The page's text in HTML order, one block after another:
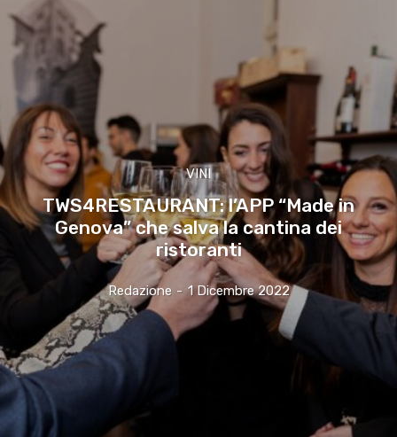
VINI
TWS4RESTAURANT: l’APP “Made in
Genova” che salva la cantina dei
ristoranti
Redazione - 1 Dicembre 2022